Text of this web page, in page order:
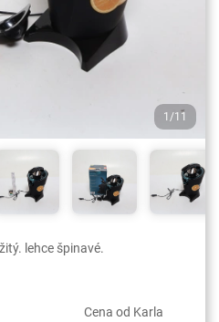
1/11
lehce špinavé.
Cena od Karla